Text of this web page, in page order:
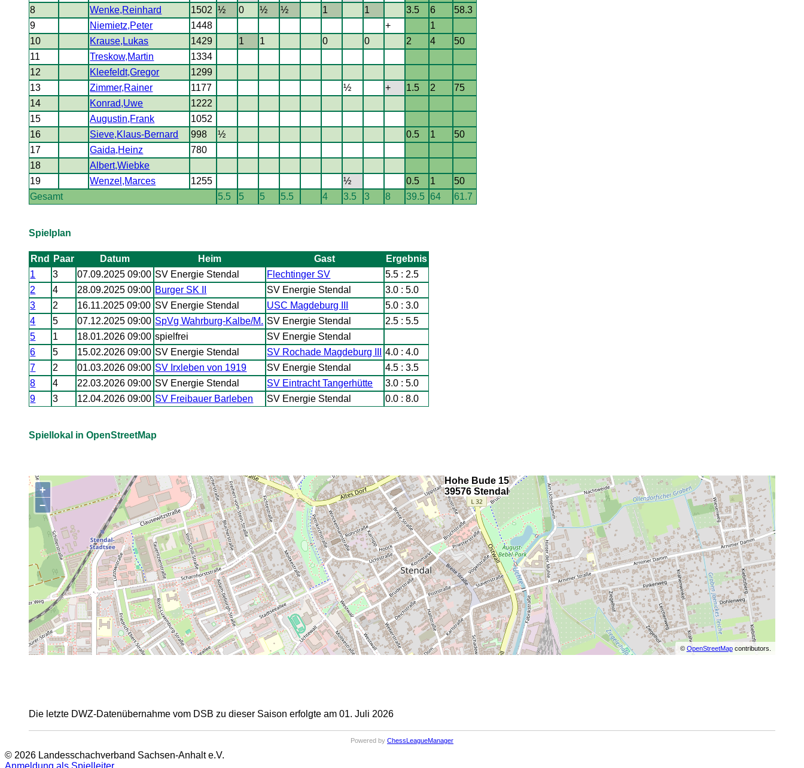
8
Wenke,Reinhard 1502 ½ 0 ½ ½ 1 1 3.5 6
58.3
9
Niemietz,Peter 1448 +
1
10
Krause,Lukas 1429 1 1 0 0 2 4
50
11
Treskow,Martin
1334
12
Kleefeldt,Gregor
1299
13
Zimmer,Rainer 1177 ½ + 1.5 2
75
14
Konrad,Uwe
1222
15
Augustin,Frank
1052
16
Sieve,Klaus-Bernard 998 ½ 0.5 1
50
17
Gaida,Heinz
780
18
Albert,Wiebke
19
Wenzel,Marces 1255 ½ 0.5 1
50
Gesamt
5.5 5 5 5.5 4 3.5 3 8 39.5 64 61.7
Spielplan
Rnd Paar Datum Heim Gast
Ergebnis
1
3 07.09.2025 09:00 SV Energie Stendal Flechtinger SV
5.5 : 2.5
2
4 28.09.2025 09:00 Burger SK II SV Energie Stendal
3.0 : 5.0
3
2 16.11.2025 09:00 SV Energie Stendal USC Magdeburg III
5.0 : 3.0
4
5 07.12.2025 09:00 SpVg Wahrburg-Kalbe/M. SV Energie Stendal
2.5 : 5.5
5
1 18.01.2026 09:00 spielfrei
SV Energie Stendal
6
5 15.02.2026 09:00 SV Energie Stendal SV Rochade Magdeburg III
4.0 : 4.0
7
2 01.03.2026 09:00 SV Irxleben von 1919 SV Energie Stendal
4.5 : 3.5
8
4 22.03.2026 09:00 SV Energie Stendal SV Eintracht Tangerhütte
3.0 : 5.0
9
3 12.04.2026 09:00 SV Freibauer Barleben SV Energie Stendal 0.0 : 8.0
Spiellokal in OpenStreetMap
+
−
© OpenStreetMapcontributors.
Hohe Bude 15
39576 Stendal
Die letzte DWZ-Datenübernahme vom DSB zu dieser Saison erfolgte am 01. Juli 2026
Powered by ChessLeagueManager
© 2026 Landesschachverband Sachsen-Anhalt e.V.
Anmeldung als Spielleiter